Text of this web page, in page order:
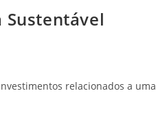
Sustentável
relacionados a uma